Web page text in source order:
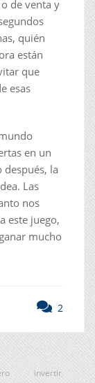
de venta y
quién
están
que
esas
en un
la
Las
nos
este juego,
mucho
2
invertir